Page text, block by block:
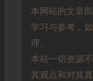
本网站的文章
学习与参考，
理。
本站一切资源
其观点和对其真